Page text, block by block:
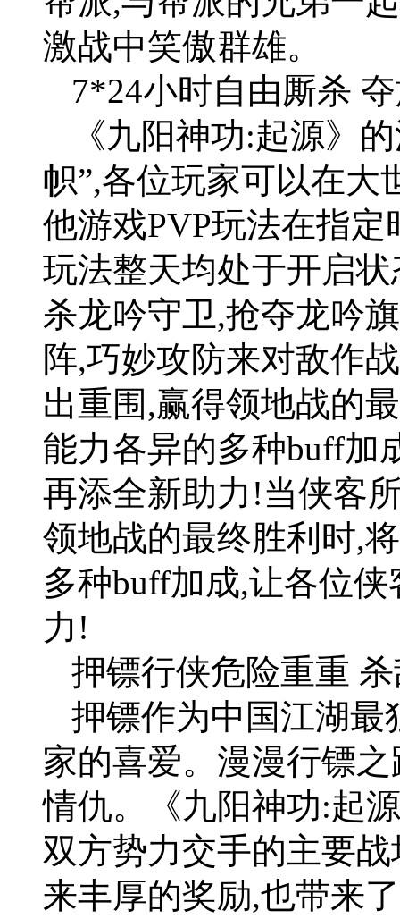
激战中笑傲群雄。
7*24小时自由厮杀
《九阳神功:起源》
帜”,各位玩家可以在大
他游戏PVP玩法在指
玩法整天均处于开启
杀龙吟守卫,抢夺龙吟
阵,巧妙攻防来对敌作
出重围,赢得领地战的
能力各异的多种buff加
再添全新助力!当侠客
领地战的最终胜利时,
多种buff加成,让各位
力!
押镖行侠危险重重
押镖作为中国江湖最
家的喜爱。漫漫行镖
情仇。《九阳神功:起
双方势力交手的主要
来丰厚的奖励,也带来